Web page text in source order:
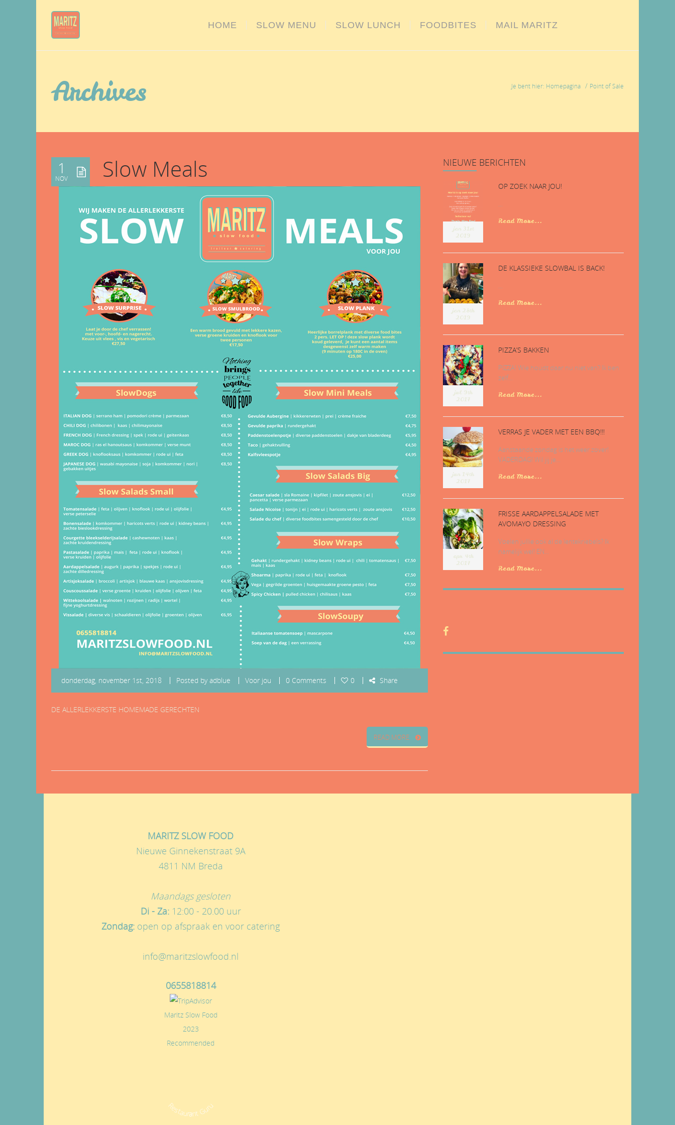
HOME SLOW MENU SLOW LUNCH FOODBITES MAIL MARITZ
Archives Je bent hier: Homepagina / Point of Sale
1
NOV Slow Meals
donderdag, november 1st, 2018 Posted byadblue Voor jou 0 Comments 0 Share
DE ALLERLEKKERSTE HOMEMADE GERECHTEN
READ MORE
NIEUWE BERICHTEN
jan 31st
2019
OP ZOEK NAAR JOU!
...
Read More...
jan 28th
2019
DE KLASSIEKE SLOWBAL IS BACK!
...
Read More...
jul 9th
2017
PIZZA’S BAKKEN
PIZZA! Wie houdt daar nu niet van? Ik ben
zelf...
Read More...
jun 14th
2017
VERRAS JE VADER MET EEN BBQ!!!
Aanstaande zondag is het weer zover!
VADERDAG! Wil jij je...
Read More...
apr 4th
2017
FRISSE AARDAPPELSALADE MET
AVOMAYO DRESSING
Voelen jullie ook al de lentekriebels? Ik
namelijk wel! EN...
Read More...
MARITZ SLOW FOOD
Nieuwe Ginnekenstraat 9A
4811 NM Breda
Maandags gesloten
Di - Za: 12:00 - 20.00 uur
Zondag: open op afspraak en voor catering
info@maritzslowfood.nl
0655818814
Maritz Slow Food
2023
Recommended
Restaurant Guru